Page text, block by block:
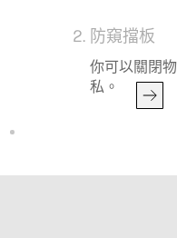
防窺擋板
你可以關閉
私。